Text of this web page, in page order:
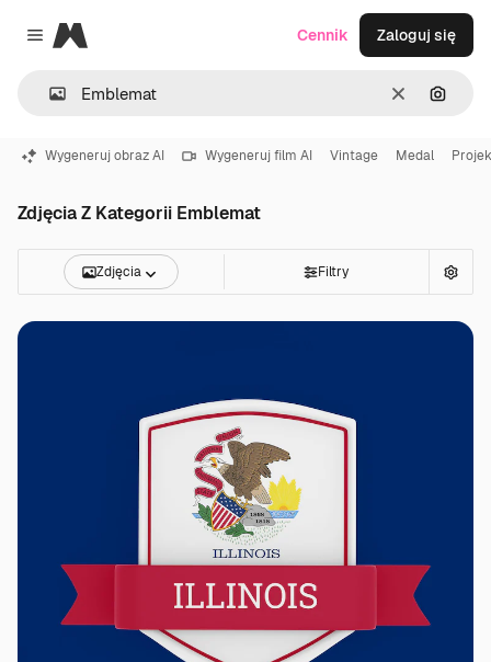
Close menu
Magnific
WyczyśćSzukaj
Cennik Zaloguj się
Wygeneruj obraz AI Wygeneruj film AI Vintage Medal
Zdjęcia Z Kategorii Emblemat
Zdjęcia Filtry